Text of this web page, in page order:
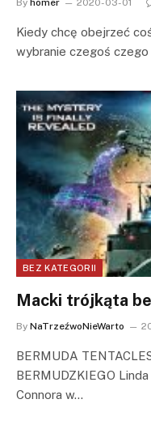
By homer 2020-03-01
Kiedy chcę obejrzeć
wybranie czegoś
BEZ KATEGORII
Macki trójkąta
By NaTrzeźwoNieWarto
BERMUDA
BERMUDZKIEGO
Connora w…